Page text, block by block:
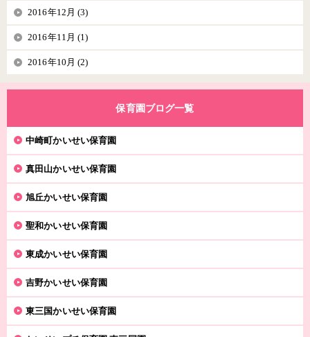
2016年12月 (3)
2016年11月 (1)
2016年10月 (2)
保育園ブログ一覧
中崎町かいせい保育園
真田山かいせい保育園
旭丘かいせい保育園
聖和かいせい保育園
東成かいせい保育園
吉野かいせい保育園
東三国かいせい保育園